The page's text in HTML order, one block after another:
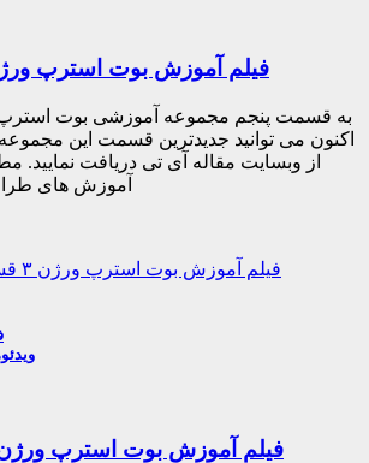
فیلم آموزش بوت استرپ ورژن ۳ قسمت
اکنون می توانید جدیدترین قسمت این
از وبسایت مقاله آی تی دریافت
آموزش های
فیلم آموزش بوت استرپ ورژن ۳ قسمت